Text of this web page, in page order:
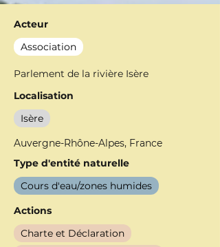
Acteur
Association
Parlement de la rivière Isère
Localisation
Isère
Auvergne-Rhône-Alpes, France
Type d'entité naturelle
Cours d'eau/zones humides
Actions
Charte et Déclaration